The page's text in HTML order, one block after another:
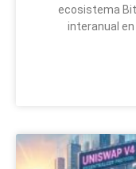
ecosistema
interanual